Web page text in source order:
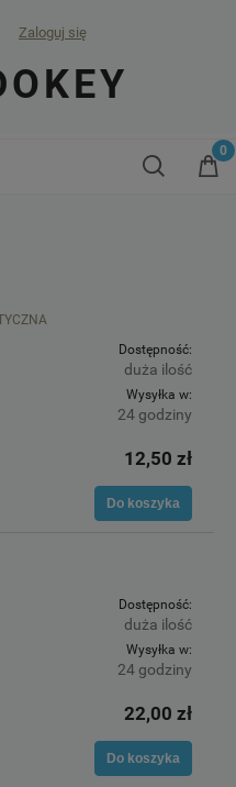
Zaloguj się
Dostępność:
duża ilość
Wysyłka w:
24 godziny
12,50 zł
Do koszyka
Dostępność:
duża ilość
Wysyłka w:
24 godziny
22,00 zł
Do koszyka